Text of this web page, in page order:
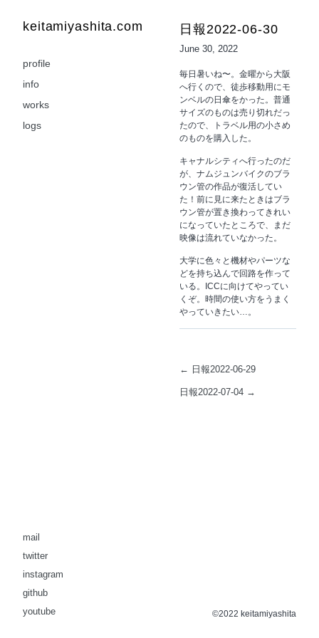
keitamiyashita.com
profile
info
works
logs
mail
twitter
instagram
github
youtube
日報2022-06-30
June 30, 2022
毎日暑いね〜。金曜から大阪
へ行くので、徒歩移動用にモ
ンベルの日傘をかった。普通
サイズのものは売り切れだっ
たので、トラベル用の小さめ
のものを購入した。
キャナルシティへ行ったのだ
が、ナムジュンバイクのブラ
ウン管の作品が復活してい
た！前に見に来たときはブラ
ウン管が置き換わってきれい
になっていたところで、まだ
映像は流れていなかった。
大学に色々と機材やパーツな
どを持ち込んで回路を作って
いる。ICCに向けてやってい
くぞ。時間の使い方をうまく
やっていきたい…。
← 日報2022-06-29
日報2022-07-04 →
©2022 keitamiyashita